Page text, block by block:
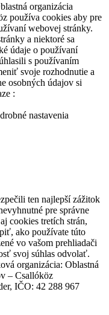
organizácia
používa cookies aby pre
webovej stránky.
a niektoré sa
údaje o používaní
s používaním
svoje rozhodnutie a
osobných údajov si
:
nastavenia
ten najlepší zážitok
pre správne
cookies tretích strán,
ako používate túto
vo vašom prehliadači
svoj súhlas odvolať.
organizácia: Oblastná
– Csallóköz
IČO: 42 288 967